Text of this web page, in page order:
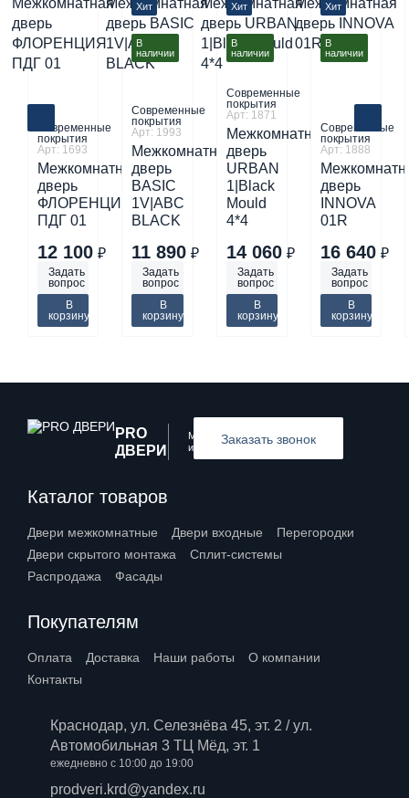
Современные
покрытия
Арт: 1693
Межкомнатная
дверь
ФЛОРЕНЦИЯ
ПДГ 01
12 100 ₽
Задать
вопрос
В
корзину
Хит
В
наличии
Современные
покрытия
Арт: 1993
Межкомнатная
дверь
BASIC
1V|ABC
BLACK
11 890 ₽
Задать
вопрос
В
корзину
Хит
В
наличии
Современные
покрытия
Арт: 1871
Межкомнатная
дверь
URBAN
1|Black
Mould
4*4
14 060 ₽
Задать
вопрос
В
корзину
Хит
В
наличии
Современные
покрытия
Арт: 1888
дверь
INNOVA
01R
16 640 ₽
Задать
вопрос
В
корзину
PRO
ДВЕРИ
Межкомнатные
и входные двери
Каталог товаров
Двери межкомнатные Двери входные
Перегородки
Двери скрытого монтажа
Сплит-системы
Распродажа
Фасады
Покупателям
Оплата Доставка Наши работы
О компании
Контакты
Краснодар, ул. Селезнёва 45, эт. 2 / ул.
Автомобильная 3 ТЦ Мёд, эт. 1
ежедневно с 10:00 до 19:00
prodveri.krd@yandex.ru
Заказать звонок